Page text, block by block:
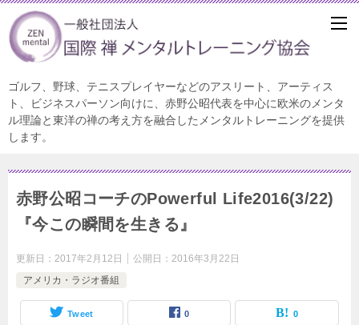
ゴルフ、野球、テニスプレイヤーなどのアスリート、アーティス
ト、ビジネスパーソン向けに、赤野公昭代表を中心に欧米のメンタ
ル理論と東洋の禅の考え方を融合したメンタルトレーニングを提供
します。
赤野公昭コーチのPowerful Life2016(3/22)
『今この瞬間を生きる』
更新日： 2017年2月12日 公開日： 2016年3月22日
アメリカ・ラジオ番組
Tweet 0 0